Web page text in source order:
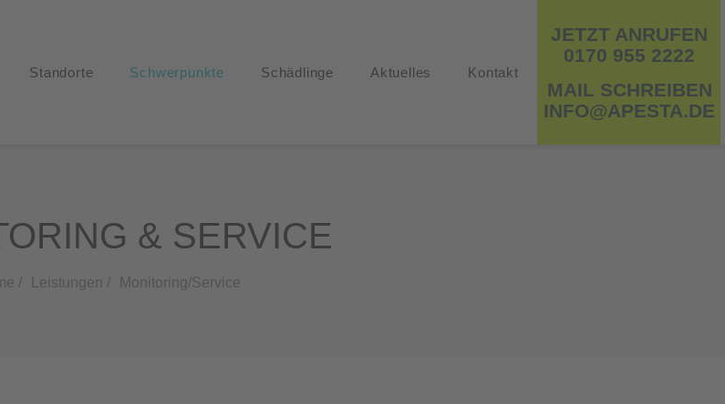
Standorte Schwerpunkte Schädlinge Aktuelles Kontakt
JETZT ANRUFEN
0170 955 2222
MAIL SCHREIBEN
INFO@APESTA.DE
& SERVICE
/ Leistungen / Monitoring/Service